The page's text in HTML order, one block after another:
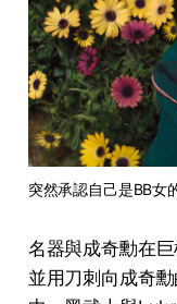
突然承認自己是BB女
名器與成奇勳在
並用刀刺向成奇